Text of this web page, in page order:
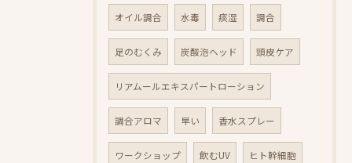
オイル調合 水毒 痰湿 調合
足のむくみ 炭酸泡ヘッド 頭皮ケア
リアムールエキスパートローション
調合アロマ 早い 香水スプレー
ワークショップ 飲むUV ヒト幹細胞